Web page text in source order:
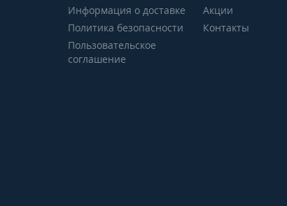
Информация о доставке
Политика безопасности
Пользовательское
соглашение
Акции
Контакты